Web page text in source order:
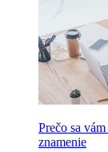
Prečo sa
znamenie